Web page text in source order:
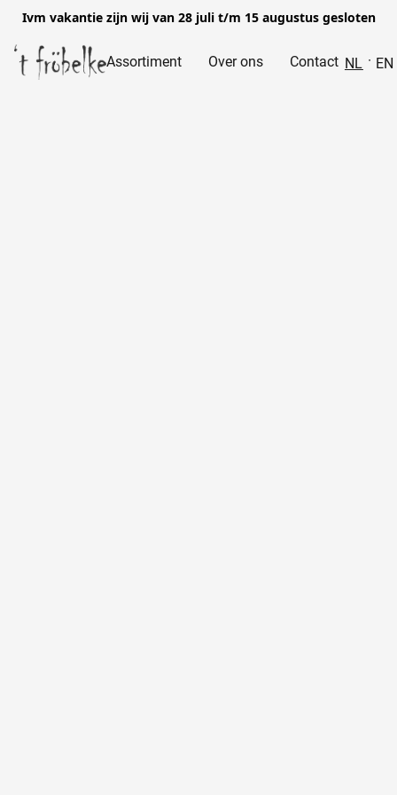
Ivm vakantie zijn wij van 28 juli t/m 15 augustus gesloten
Assortiment Over ons Contact NL EN